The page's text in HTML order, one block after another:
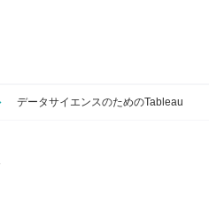
データサイエンスのためのTableau